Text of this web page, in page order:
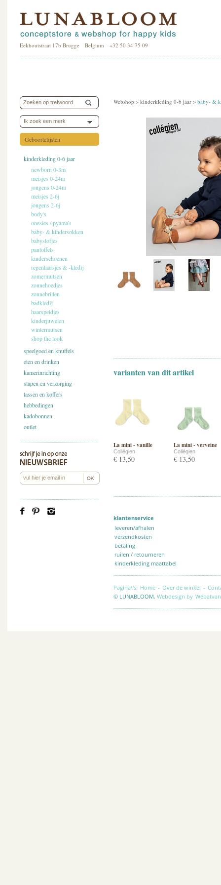
Eekhoutstraat 17b Brugge Belgium +32 50 34 75 09
Ik zoek een merk
Geboortelijsten
kinderkleding 0-6 jaar
newborn 0-3m
meisjes 0-24m
jongens 0-24m
meisjes 2-6j
jongens 2-6j
body's
onesies / pyama's
baby- & kindersokken
babyslofjes
pantoffels
kinderschoenen
regenlaarsjes & -kledij
zomermutsen
zonnehoedjes
zonnebrillen
badkledij
haarspeldjes
kinderjuwelen
wintermutsen
shop the look
speelgoed en knuffels
eten en drinken
kamerinrichting
slapen en verzorging
tassen en koffers
hebbedingen
kadobonnen
outlet
Webshop > kinderkleding 0-6 jaar > baby- &
varianten van dit artikel
La mini - vanille
Collégien
€ 13,50
La mini - verveine
Collégien
€ 13,50
klantenservice
leveren/afhalen
verzendkosten
betaling
ruilen / retourneren
kinderkleding maattabel
Pagina\'s: Home - Over de winkel -
© LUNABLOOM. Webdesign by